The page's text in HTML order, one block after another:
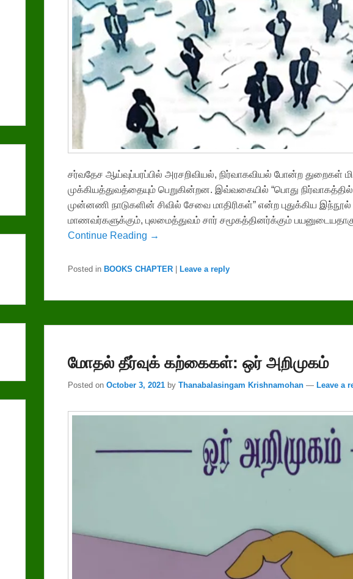
சர்வதேச ஆய்வுப்பரப்பில்‌ அரசறிவியல்‌, நிர்வாகவியல்‌ போன்ற துறைகள்‌
முக்கியத்துவத்தையும்‌ பெறுகின்றன. இவ்வகையில்‌ “பொது
முன்னணி நாடுகளின்‌ சிவில்‌ சேவை மாதிரிகள்‌” என்ற புதுக்கிய
மாணவர்களுக்கும்‌, புலமைத்துவம்‌ சார்‌ சமூகத்தினர்க்கும்‌
Continue Reading →
Posted in BOOKS CHAPTER Leave a reply
மோதல் தீர்வுக் கற்கைகள்: ஒர் அறிமுகம்
Posted on October 3, 2021 by Thanabalasingam Krishnamohan — Leave a